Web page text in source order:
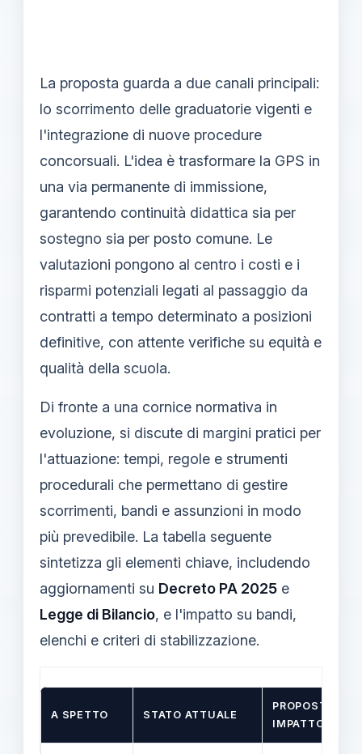
La proposta guarda a due canali principali:
lo scorrimento delle graduatorie vigenti e
l'integrazione di nuove procedure
concorsuali. L'idea è trasformare la GPS in
una via permanente di immissione,
garantendo continuità didattica sia per
sostegno sia per posto comune. Le
valutazioni pongono al centro i costi e i
risparmi potenziali legati al passaggio da
contratti a tempo determinato a posizioni
definitive, con attente verifiche su equità e
qualità della scuola.
Di fronte a una cornice normativa in
evoluzione, si discute di margini pratici per
l'attuazione: tempi, regole e strumenti
procedurali che permettano di gestire
scorrimenti, bandi e assunzioni in modo
più prevedibile. La tabella seguente
sintetizza gli elementi chiave, includendo
aggiornamenti su Decreto PA 2025 e
Legge di Bilancio, e l'impatto su bandi,
elenchi e criteri di stabilizzazione.
A SPETTO STATO ATTUALE
PROPOSTA /
IMPATTO